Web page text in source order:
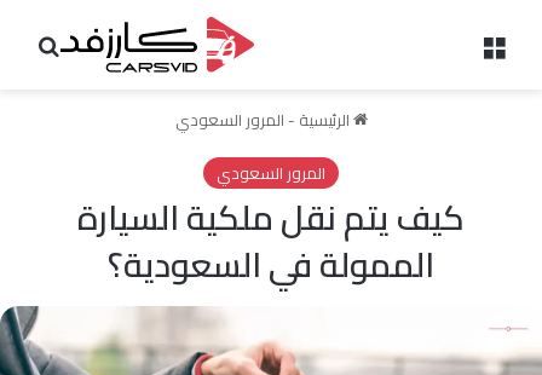
الرئيسية - المرور السعودي
المرور السعودي
كيف يتم نقل ملكية السيارة
الممولة في السعودية؟